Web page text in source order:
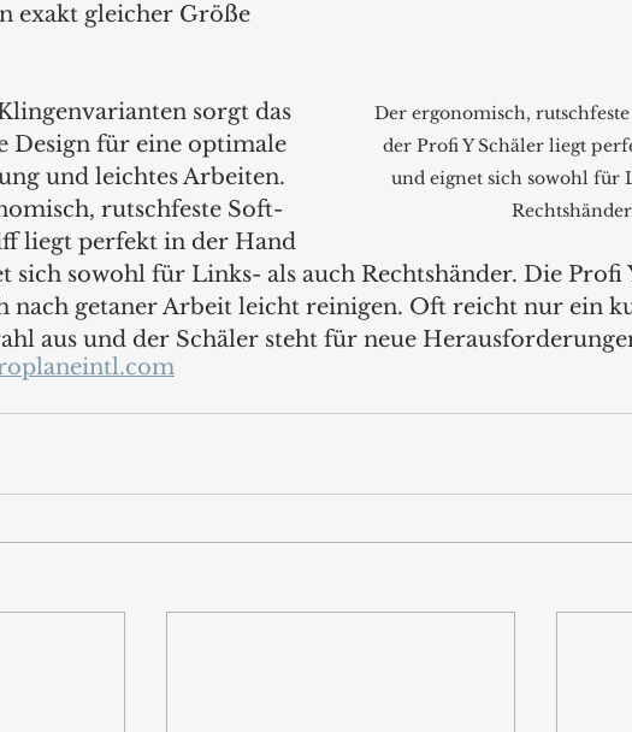
Der ergonomisch,
der Profi Y Schäler liegt
und eignet sich sowohl für
exakt gleicher Größe
sorgt das
Design für eine optimale
und leichtes Arbeiten.
rutschfeste Soft-
liegt perfekt in der Hand
sich sowohl für Links- als auch Rechtshänder. Die Profi
nach getaner Arbeit leicht reinigen. Oft reicht nur ein
aus und der Schäler steht für neue